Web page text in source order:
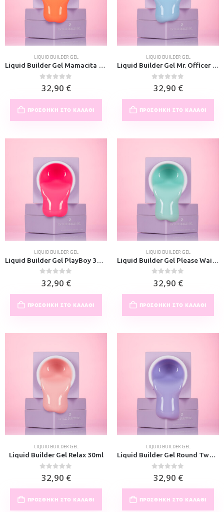
LIQUID BUILDER GEL
Liquid Builder Gel Mamacita 30ml
0out of 5
32,90 €
ΠΡΟΣΘΉΚΗ ΣΤΟ ΚΑΛΆΘΙ
LIQUID BUILDER GEL
Liquid Builder Gel Mr. Officer 30ml
0out of 5
32,90 €
ΠΡΟΣΘΉΚΗ ΣΤΟ ΚΑΛΆΘΙ
LIQUID BUILDER GEL
Liquid Builder Gel PlayBoy 30ml
0out of 5
32,90 €
ΠΡΟΣΘΉΚΗ ΣΤΟ ΚΑΛΆΘΙ
LIQUID BUILDER GEL
Liquid Builder Gel Please Wait 30ml
0out of 5
32,90 €
ΠΡΟΣΘΉΚΗ ΣΤΟ ΚΑΛΆΘΙ
LIQUID BUILDER GEL
Liquid Builder Gel Relax 30ml
0out of 5
32,90 €
ΠΡΟΣΘΉΚΗ ΣΤΟ ΚΑΛΆΘΙ
LIQUID BUILDER GEL
Liquid Builder Gel Round Two 30ml
0out of 5
32,90 €
ΠΡΟΣΘΉΚΗ ΣΤΟ ΚΑΛΆΘΙ